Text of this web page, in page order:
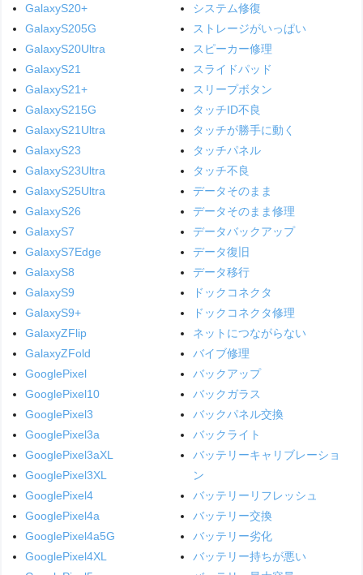
GalaxyS20+
GalaxyS205G
GalaxyS20Ultra
GalaxyS21
GalaxyS21+
GalaxyS215G
GalaxyS21Ultra
GalaxyS23
GalaxyS23Ultra
GalaxyS25Ultra
GalaxyS26
GalaxyS7
GalaxyS7Edge
GalaxyS8
GalaxyS9
GalaxyS9+
GalaxyZFlip
GalaxyZFold
GooglePixel
GooglePixel10
GooglePixel3
GooglePixel3a
GooglePixel3aXL
GooglePixel3XL
GooglePixel4
GooglePixel4a
GooglePixel4a5G
GooglePixel4XL
システム修復
ストレージがいっぱい
スピーカー修理
スライドパッド
スリープボタン
タッチID不良
タッチが勝手に動く
タッチパネル
タッチ不良
データそのまま
データそのまま修理
データバックアップ
データ復旧
データ移行
ドックコネクタ
ドックコネクタ修理
ネットにつながらない
バイブ修理
バックアップ
バックガラス
バックパネル交換
バックライト
バッテリーキャリブレーショ
ン
バッテリーリフレッシュ
バッテリー交換
バッテリー劣化
バッテリー持ちが悪い